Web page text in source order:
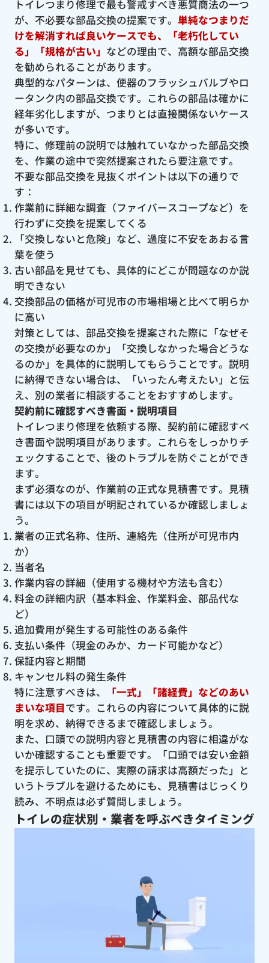
トイレつまり修理で最も警戒すべき悪質商法の一つ
が、不必要な部品交換の提案です。 単純なつまりだ
けを解消すれば良いケースでも、「老朽化してい
る」「規格が古い」 などの理由で、高額な部品交換
を勧められることがあります。
典型的なパターンは、便器のフラッシュバルブやロ
ータンク内の部品交換です。これらの部品は確かに
経年劣化しますが、つまりとは直接関係ないケース
が多いです。
特に、修理前の説明では触れていなかった部品交換
を、作業の途中で突然提案されたら要注意です。
不要な部品交換を見抜くポイントは以下の通りで
す：
作業前に詳細な調査（ファイバースコープなど）を
行わずに交換を提案してくる
「交換しないと危険」など、過度に不安をあおる言
葉を使う
古い部品を見せても、具体的にどこが問題なのか説
明できない
交換部品の価格が可児市の市場相場と比べて明らか
に高い
対策としては、部品交換を提案された際に「なぜそ
の交換が必要なのか」「交換しなかった場合どうな
るのか」を具体的に説明してもらうことです。説明
に納得できない場合は、「いったん考えたい」と伝
え、別の業者に相談することをおすすめします。
契約前に確認すべき書面・説明項目
トイレつまり修理を依頼する際、契約前に確認すべ
き書面や説明項目があります。これらをしっかりチ
ェックすることで、後のトラブルを防ぐことができ
ます。
まず必須なのが、作業前の正式な見積書です。見積
書には以下の項目が明記されているか確認しましょ
う。
業者の正式名称、住所、連絡先（住所が可児市内
か）
当者名
作業内容の詳細（使用する機材や方法も含む）
料金の詳細内訳（基本料金、作業料金、部品代な
ど）
追加費用が発生する可能性のある条件
支払い条件（現金のみか、カード可能かなど）
保証内容と期間
キャンセル料の発生条件
特に注意すべきは、
「一式」「諸経費」などのあい
まいな項目です。これらの内容について具体的に説
明を求め、納得できるまで確認しましょう。
また、口頭での説明内容と見積書の内容に相違がな
いか確認することも重要です。「口頭では安い金額
を提示していたのに、実際の請求は高額だった」と
いうトラブルを避けるためにも、見積書はじっくり
読み、不明点は必ず質問しましょう。
トイレの症状別・業者を呼ぶべきタイミング